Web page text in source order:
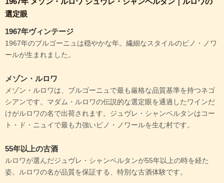
選定眼
1967年ヴィンテージ
1967年のブルゴーニュは穏やかな年。繊細なスタイルのピノ・ノワ
ールが生まれました。
メゾン・ルロワ
メゾン・ルロワは、ブルゴーニュで最も厳格な品質基準を持つネゴ
シアンです。マダム・ルロワの伝説的な選定眼を通過したワインだ
けがルロワの名で出荷されます。ジュヴレ・シャンベルタンはコー
ト・ド・ニュイで最も力強いピノ・ノワールを生む村です。
55年以上の古酒
ルロワが選んだジュヴレ・シャンベルタンが55年以上の時を経た
姿。ルロワの名が品質を保証する、特別な古酒体験です。